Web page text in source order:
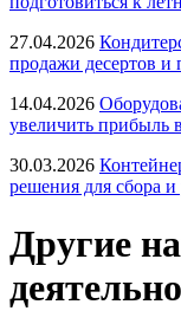
27.04.2026
продажи десертов и
14.04.2026
увеличить прибыль
30.03.2026
решения для сбора
Другие